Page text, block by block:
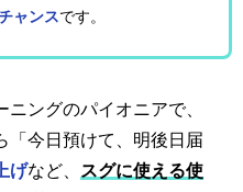
ャンスです。
ングのパイオニアで、
「今日預けて、明後日届
げなど、
スグに使える使